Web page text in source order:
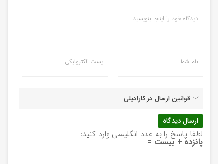
دیدگاه خود را اینجا بنویسید
نام شما پست الکترونیکی
قوانین ارسال در کارادیلی
لطفا پاسخ را به عدد انگلیسی وارد کنید:
پانزده + بیست =